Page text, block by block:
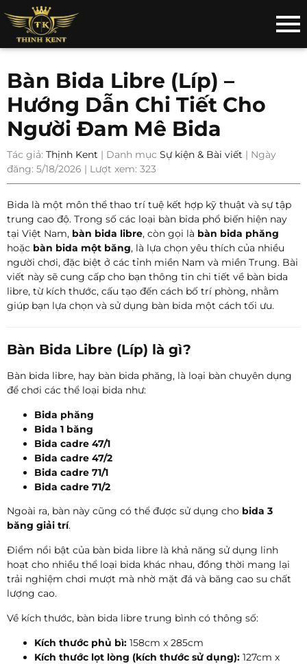
Bàn Bida Libre (Líp) –
Hướng Dẫn Chi Tiết Cho
Người Đam Mê Bida
Tác giả: Thịnh Kent | Danh mục Sự kiện & Bài viết | Ngày
đăng: 5/18/2026 | Lượt xem: 323
Bida là một môn thể thao trí tuệ kết hợp kỹ thuật và sự tập
trung cao độ. Trong số các loại bàn bida phổ biến hiện nay
tại Việt Nam, bàn bida libre, còn gọi là bàn bida phăng
hoặc bàn bida một băng, là lựa chọn yêu thích của nhiều
người chơi, đặc biệt ở các tỉnh miền Nam và miền Trung. Bài
viết này sẽ cung cấp cho bạn thông tin chi tiết về bàn bida
libre, từ kích thước, cấu tạo đến cách bố trí phòng, nhằm
giúp bạn lựa chọn và sử dụng bàn bida một cách tối ưu.
Bàn Bida Libre (Líp) là gì?
Bàn bida libre, hay bàn bida phăng, là loại bàn chuyên dụng
để chơi các thể loại bida như:
Bida phăng
Bida 1 băng
Bida cadre 47/1
Bida cadre 47/2
Bida cadre 71/1
Bida cadre 71/2
Ngoài ra, bàn này cũng có thể được sử dụng cho bida 3
băng giải trí.
Điểm nổi bật của bàn bida libre là khả năng sử dụng linh
hoạt cho nhiều thể loại bida khác nhau, đồng thời mang lại
trải nghiệm chơi mượt mà nhờ mặt đá và băng cao su chất
lượng cao.
Về kích thước, bàn bida libre trung bình có thông số:
Kích thước phủ bì: 158cm x 285cm
Kích thước lọt lòng (kích thước sử dụng): 127cm x